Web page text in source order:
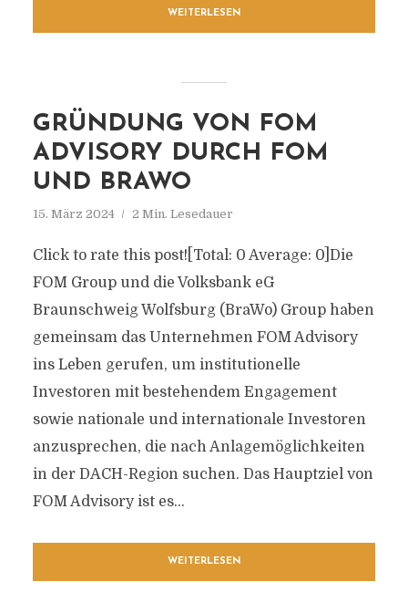
WEITERLESEN
GRÜNDUNG VON FOM
ADVISORY DURCH FOM
UND BRAWO
15. März 2024 2 Min. Lesedauer
Click to rate this post![Total: 0 Average: 0]Die
FOM Group und die Volksbank eG
Braunschweig Wolfsburg (BraWo) Group haben
gemeinsam das Unternehmen FOM Advisory
ins Leben gerufen, um institutionelle
Investoren mit bestehendem Engagement
sowie nationale und internationale Investoren
anzusprechen, die nach Anlagemöglichkeiten
in der DACH-Region suchen. Das Hauptziel von
FOM Advisory ist es...
WEITERLESEN